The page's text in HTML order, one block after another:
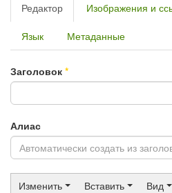
Редактор Изображения и
Язык Метаданные
Заголовок *
Алиас
Изменить Вставить Вид